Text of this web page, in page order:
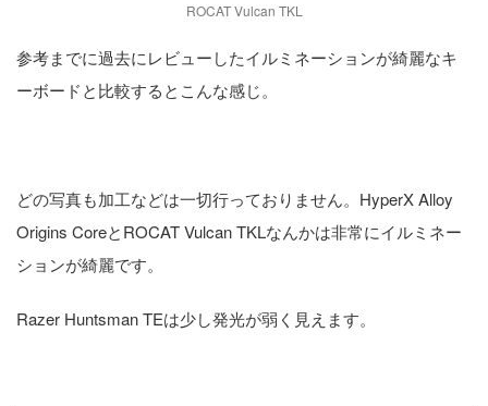
ROCAT Vulcan TKL
参考までに過去にレビューしたイルミネーションが綺麗なキ
ーボードと比較するとこんな感じ。
どの写真も加工などは一切行っておりません。HyperX Alloy
Origins CoreとROCAT Vulcan TKLなんかは非常にイルミネー
ションが綺麗です。
Razer Huntsman TEは少し発光が弱く見えます。